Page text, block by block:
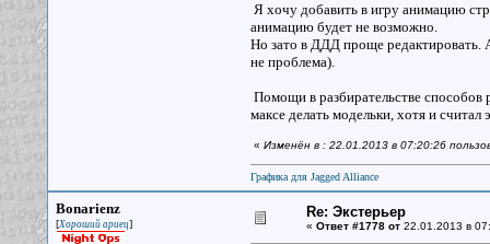
Я хочу добавить в игру анимацию
анимацию будет не возможно.
Но зато в ДДД проще редактировать.
не проблема).
Помощи в разбирательстве
максе делать модельки, хотя и считал
« Изменён в : 22.01.2013 в 07:20:26
Графика для Jagged Alliance
Bonarienz
[Хороший ариец]
Re: Экстерьер
« Ответ #1778 от22.01.2013 в